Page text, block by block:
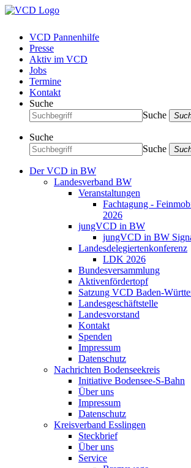
VCD Pannenhilfe
Presse
Aktiv im VCD
Jobs
Termine
Kontakt
Suche
Suche
Suche
Suche
Der VCD in BW
Landesverband BW
Veranstaltungen
Fachtagung -
2026
jungVCD in BW
jungVCD in BW
Landesdelegiertenkonferenz
LDK 2026
Bundesversammlung
Aktivenfördertopf
Satzung VCD Baden-
Landesgeschäftstelle
Landesvorstand
Kontakt
Spenden
Impressum
Datenschutz
Nachrichten Bodenseekreis
Initiative Bodensee-S-Bahn
Über uns
Impressum
Datenschutz
Kreisverband Esslingen
Steckbrief
Über uns
Service